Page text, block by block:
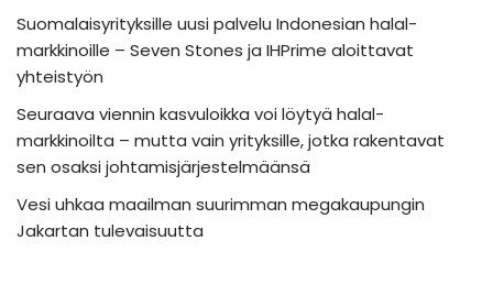
Suomalaisyrityksille uusi palvelu Indonesian halal-
markkinoille – Seven Stones ja IHPrime aloittavat
yhteistyön
Seuraava viennin kasvuloikka voi löytyä halal-
markkinoilta – mutta vain yrityksille, jotka rakentavat
sen osaksi johtamisjärjestelmäänsä
Vesi uhkaa maailman suurimman megakaupungin
Jakartan tulevaisuutta